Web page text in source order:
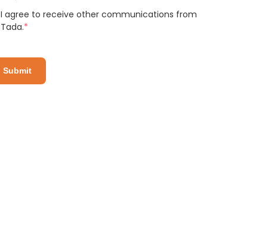
I agree to receive other communications from
Tada.*